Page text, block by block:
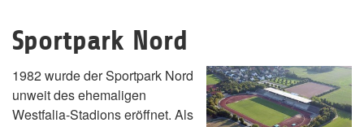
Sportpark Nord
1982 wurde der Sportpark Nord
unweit des ehemaligen
Westfalia-Stadions eröffnet. Als